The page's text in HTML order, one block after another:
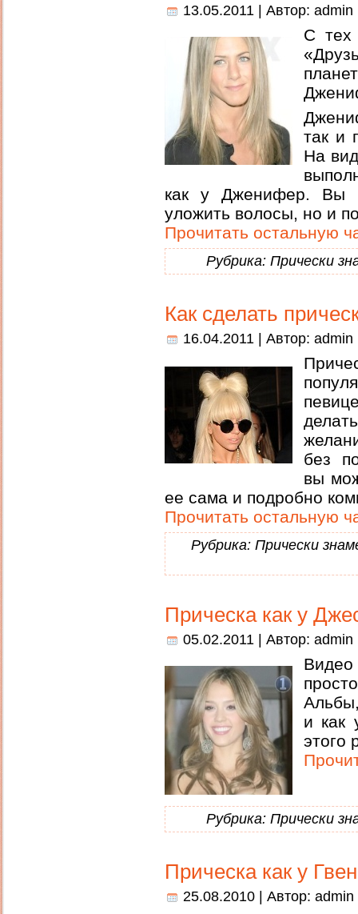
13.05.2011 | Автор: admin
С тех
так и
На
как у Дженифер. Вы
уложить волосы, но и
Прочитать остальную
Рубрика: Прически
Как сделать
16.04.2011 | Автор: admin
без
вы
ее сама и подробно
Прочитать остальную
Рубрика: Прически
Прическа как у
05.02.2011 | Автор: admin
и как
этого
Рубрика: Прически
Прическа как у
25.08.2010 | Автор: admin